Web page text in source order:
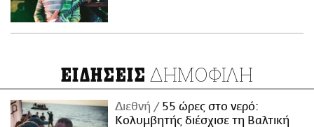
ΕΙΔΗΣΕΙΣ ΔΗΜΟΦΙΛΗ
Διεθνή
55 ώρες στο νερό:
Κολυμβητής διέσχισε τη Βαλτική